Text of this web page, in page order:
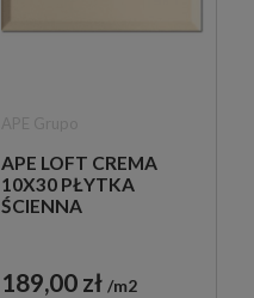
APE LOFT CREMA
10X30 PŁYTKA
ŚCIENNA
189,00 zł m2